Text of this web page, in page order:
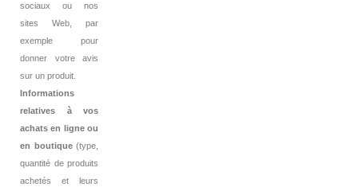
sociaux ou nos
sites Web, par
exemple pour
donner votre avis
sur un produit.
Informations
relatives à vos
achats en ligne ou
en boutique(type,
quantité de produits
achetés et leurs